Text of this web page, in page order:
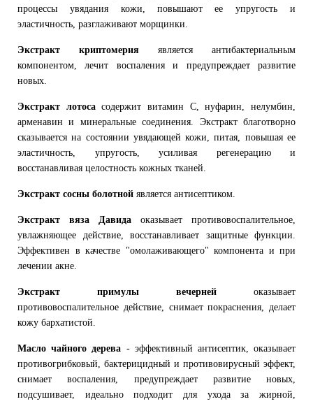
процессы увядания кожи, повышают ее упругость и
эластичность, разглаживают морщинки.
Экстракт криптомерия является антибактериальным
компонентом, лечит воспаления и предупреждает развитие
новых.
Экстракт лотосасодержит витамин С, нуфарин, нелумбин,
арменавин и минеральные соединения. Экстракт благотворно
сказывается на состоянии увядающей кожи, питая, повышая ее
эластичность, упругость, усиливая регенерацию и
восстанавливая целостность кожных тканей.
Экстракт сосны болотной является антисептиком.
Экстракт вяза Давида оказывает противовоспалительное,
увлажняющее действие, восстанавливает защитные функции.
Эффективен в качестве "омолаживающего" компонента и при
лечении акне.
Экстракт примулы вечерней оказывает
противовоспалительное действие, снимает покраснения, делает
кожу бархатистой.
Масло чайного дерева - эффективный антисептик, оказывает
противогрибковый, бактерицидный и противовирусный эффект,
снимает воспаления, предупреждает развитие новых,
подсушивает, идеально подходит для ухода за жирной,